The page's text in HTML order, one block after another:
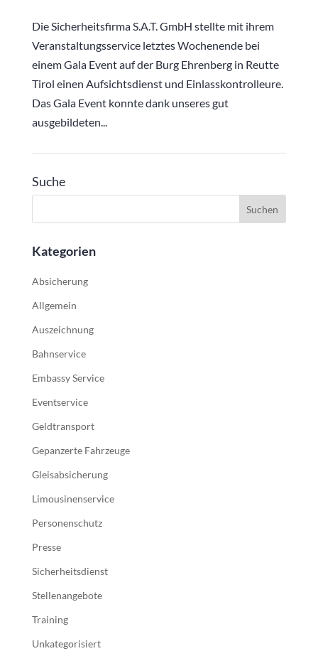
Die Sicherheitsfirma S.A.T. GmbH stellte mit ihrem
Veranstaltungsservice letztes Wochenende bei
einem Gala Event auf der Burg Ehrenberg in Reutte
Tirol einen Aufsichtsdienst und Einlasskontrolleure.
Das Gala Event konnte dank unseres gut
ausgebildeten...
Suche
Kategorien
Absicherung
Allgemein
Auszeichnung
Bahnservice
Embassy Service
Eventservice
Geldtransport
Gepanzerte Fahrzeuge
Gleisabsicherung
Limousinenservice
Personenschutz
Presse
Sicherheitsdienst
Stellenangebote
Training
Unkategorisiert